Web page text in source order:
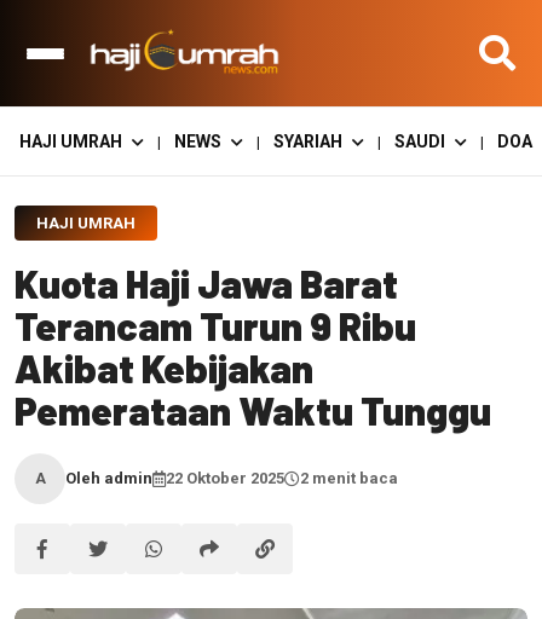
HAJI UMRAH | NEWS | SYARIAH | SAUDI | DOA
HAJI UMRAH
Kuota Haji Jawa Barat
Terancam Turun 9 Ribu
Akibat Kebijakan
Pemerataan Waktu Tunggu
A Oleh admin 22 Oktober 2025 2 menit baca